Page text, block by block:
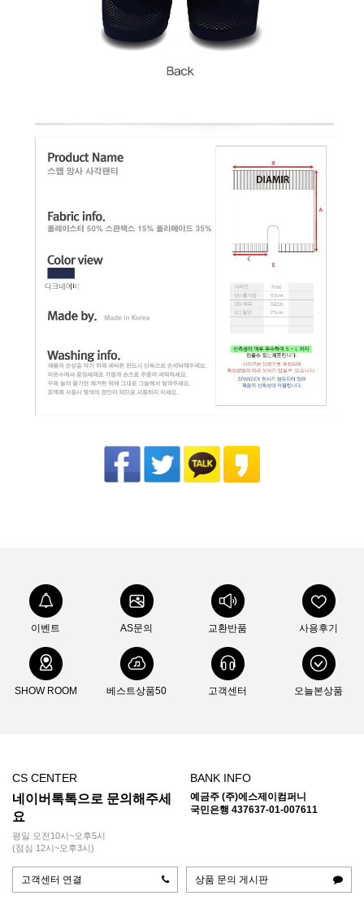
이벤트 AS문의 교환반품 사용후기
SHOW ROOM 베스트상품50 고객센터 오늘본상품
CS CENTER
네이버톡톡으로 문의해주세
요
평일 오전10시~오후5시
(점심 12시~오후3시)
BANK INFO
예금주 (주)에스제이컴퍼니
국민은행 437637-01-007611
고객센터 연결 상품 문의 게시판